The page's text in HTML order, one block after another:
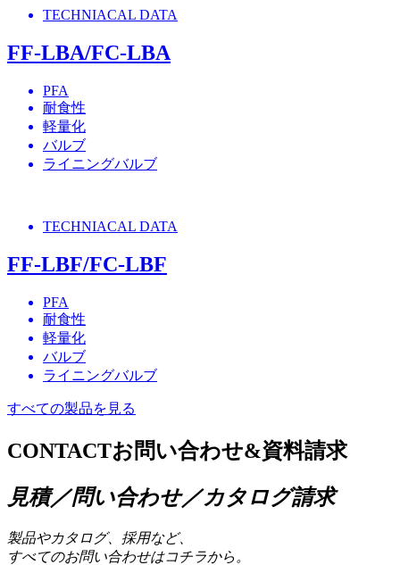
TECHNIACAL DATA
FF-LBA/FC-LBA
PFA
耐食性
軽量化
バルブ
ライニングバルブ
TECHNIACAL DATA
FF-LBF/FC-LBF
PFA
耐食性
軽量化
バルブ
ライニングバルブ
すべての製品を見る
CONTACTお問い合わせ&資料請求
見積／問い合わせ／カタログ請求
製品やカタログ、採用など、
すべてのお問い合わせはコチラから。